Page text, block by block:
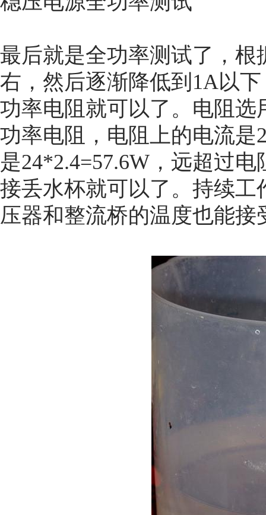
最后就是全功率测试了，
右，然后逐渐降低到1A以
功率电阻就可以了。电阻选
功率电阻，电阻上的电流是
是24*2.4=57.6W，远超过
接丢水杯就可以了。持续
压器和整流桥的温度也能